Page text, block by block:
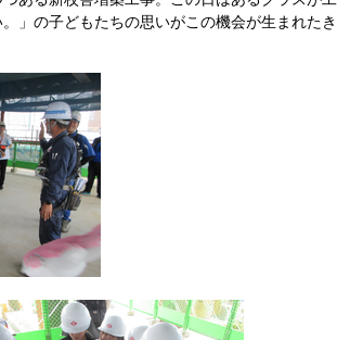
」の子どもたちの思いがこの機会が生まれたき